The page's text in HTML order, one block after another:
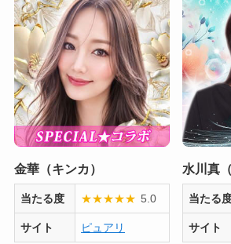
金華（キンカ）
当たる度 ★★★★★ 5.0
サイト ピュアリ
水川真
当たる
サイト